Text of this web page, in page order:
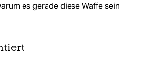
es gerade diese Waffe sein